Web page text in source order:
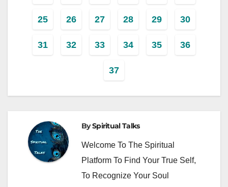
25 26 27 28 29 30
31 32 33 34 35 36
37
BySpiritual Talks
Welcome To The Spiritual
Platform To Find Your True Self,
To Recognize Your Soul